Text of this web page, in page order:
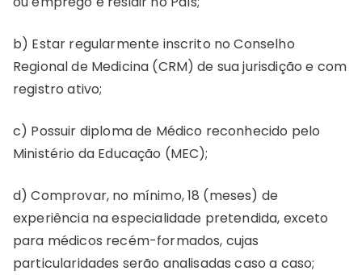
b) Estar regularmente inscrito no Conselho
Regional de Medicina (CRM) de sua jurisdição e com
registro ativo;
c) Possuir diploma de Médico reconhecido pelo
Ministério da Educação (MEC);
d) Comprovar, no mínimo, 18 (meses) de
experiência na especialidade pretendida, exceto
para médicos recém-formados, cujas
particularidades serão analisadas caso a caso;